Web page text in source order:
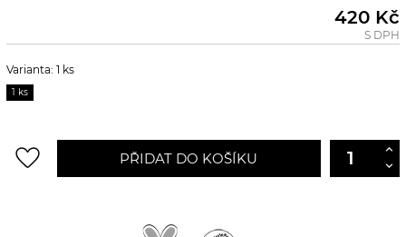
420 Kč
S DPH
Varianta: 1 ks
1 ks
favorite_border PŘIDAT DO KOŠÍKU